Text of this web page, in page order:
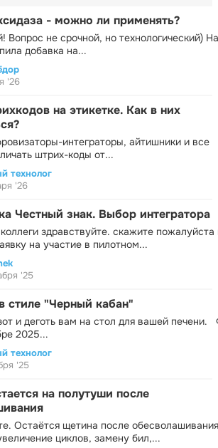
- можно ли применять?
Вопрос не срочной, но технологический) На
добавка на...
'26
на этикетке. Как в них
интеграторы, айтишники и все
штрих-коды от...
технолог
'26
Честный знак. Выбор интегратора
здравствуйте. скажите пожалуйста
на участие в пилотном...
'25
стиле "Черный кабан"
и деготь вам на стол для вашей печени.
2025...
технолог
'25
на полутуши после
Остаётся щетина после
циклов, замену бил,...